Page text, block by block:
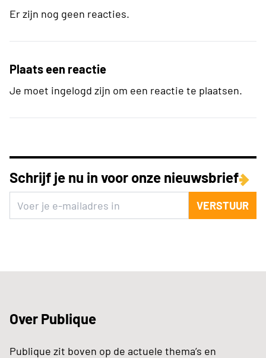
Er zijn nog geen reacties.
Plaats een reactie
Je moet ingelogd zijn om een reactie te plaatsen.
Schrijf je nu in voor onze nieuwsbrief
VERSTUUR
Over Publique
Publique zit boven op de actuele thema’s en